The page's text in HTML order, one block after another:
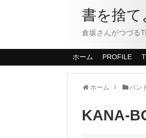
書を捨て
倉坂さんがつづる
ホーム PROFILE
ホーム バン
KANA-